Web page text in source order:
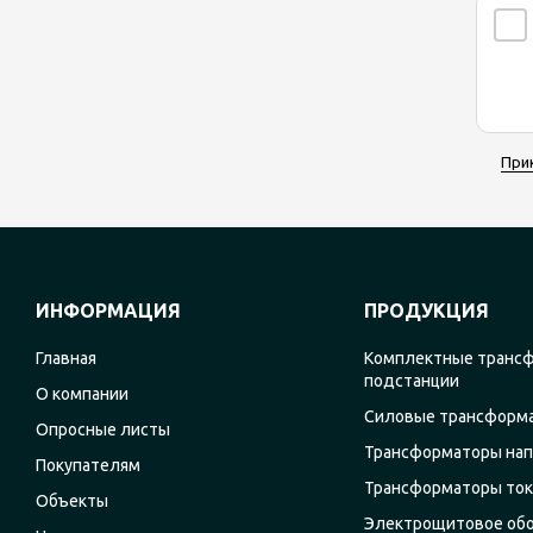
ИНФОРМАЦИЯ
Главная
О компании
Опросные листы
Покупателям
Объекты
ПРОДУКЦИЯ
Комплектные
подстанции
Силовые
Трансформаторы
Трансформаторы
Электрощитовое